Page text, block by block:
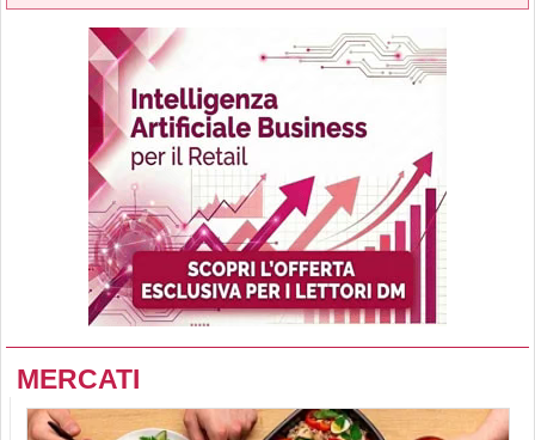
MERCATI